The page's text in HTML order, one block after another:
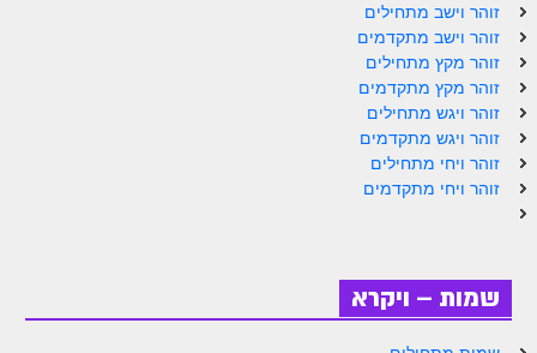
תגיות ונושאים
אודות האתר
אודות אתר הזוהר היומי
אודות בית מדרש הסולם
גדולי ישראל על הזוהר
זוהר וישב מתחילים
זוהר וישב מתקדמים
זוהר מקץ מתחילים
זוהר מקץ מתקדמים
זוהר ויגש מתחילים
זוהר ויגש מתקדמים
זוהר ויחי מתחילים
זוהר ויחי מתקדמים
שמות – ויקרא